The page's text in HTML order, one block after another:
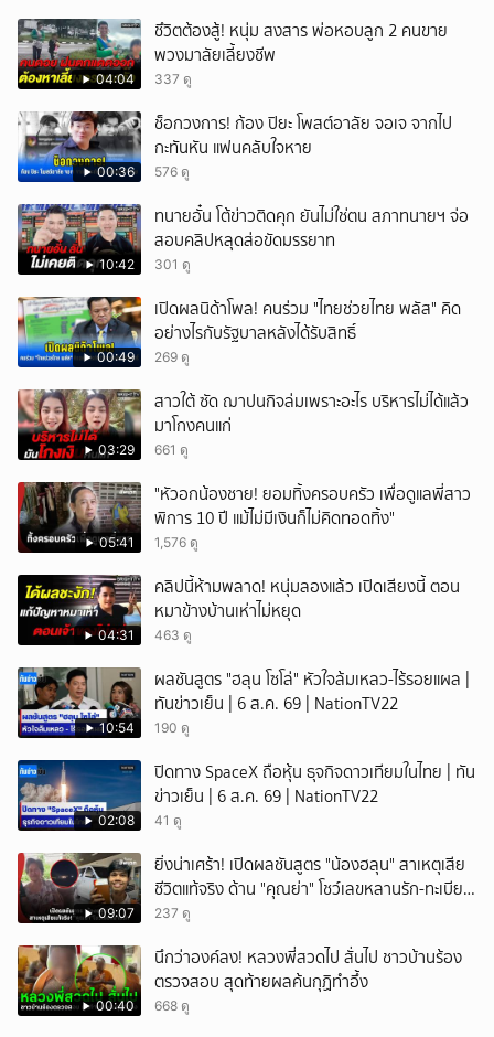
04:04
ชึวิตต้องสู้! หนุ่ม สงสาร พ่อหอบลูก 2 คนขาย
พวงมาลัยเลี้ยงชีพ
337 ดู
00:36
ช็อกวงการ! ก้อง ปิยะ โพสต์อาลัย จอเจ จากไป
กะทันหัน แฟนคลับใจหาย
576 ดู
10:42
ทนายอั๋น โต้ข่าวติดคุก ยันไม่ใช่ตน สภาทนายฯ จ่อ
สอบคลิปหลุดส่อขัดมรรยาท
301 ดู
00:49
เปิดผลนิด้าโพล! คนร่วม "ไทยช่วยไทย พลัส" คิด
อย่างไรกับรัฐบาลหลังได้รับสิทธิ์
269 ดู
03:29
สาวใต้ ซัด ฌาปนกิจล่มเพราะอะไร บริหารไม่ได้แล้ว
มาโกงคนแก่
661 ดู
05:41
"หัวอกน้องชาย! ยอมทิ้งครอบครัว เพื่อดูแลพี่สาว
พิการ 10 ปี แม้ไม่มีเงินก็ไม่คิดทอดทิ้ง"
1,576 ดู
04:31
คลิปนี้ห้ามพลาด! หนุ่มลองแล้ว เปิดเสียงนี้ ตอน
หมาข้างบ้านเห่าไม่หยุด
463 ดู
10:54
ผลชันสูตร "ฮลุน โซโล่" หัวใจล้มเหลว-ไร้รอยแผล |
ทันข่าวเย็น | 6 ส.ค. 69 | NationTV22
190 ดู
02:08
ปิดทาง SpaceX ถือหุ้น ธุจกิจดาวเทียมในไทย | ทัน
ข่าวเย็น | 6 ส.ค. 69 | NationTV22
41 ดู
09:07
ยิ่งน่าเศร้า! เปิดผลชันสูตร "น้องฮลุน" สาเหตุเสีย
ชีวิตแท้จริง ด้าน "คุณย่า" โชว์เลขหลานรัก-ทะเบียน
รถเคลื่อนร่าง!
237 ดู
00:40
นึกว่าองค์ลง! หลวงพี่สวดไป สั่นไป ชาวบ้านร้อง
ตรวจสอบ สุดท้ายผลค้นกุฏิทำอึ้ง
668 ดู